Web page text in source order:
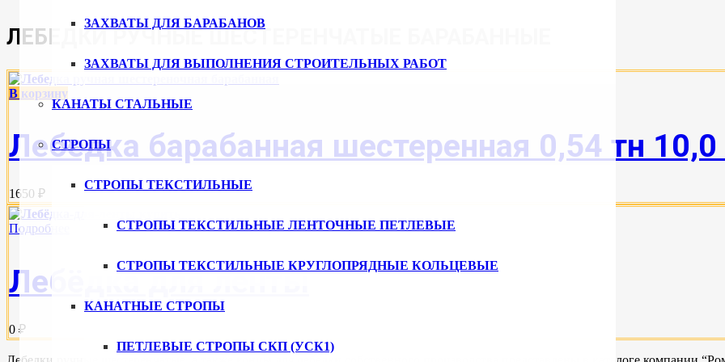
ЗАХВАТЫ ДЛЯ БАРАБАНОВ
ЗАХВАТЫ ДЛЯ ВЫПОЛНЕНИЯ СТРОИТЕЛЬНЫХ РАБОТ
КАНАТЫ СТАЛЬНЫЕ
СТРОПЫ
СТРОПЫ ТЕКСТИЛЬНЫЕ
СТРОПЫ ТЕКСТИЛЬНЫЕ ЛЕНТОЧНЫЕ ПЕТЛЕВЫЕ
СТРОПЫ ТЕКСТИЛЬНЫЕ КРУГЛОПРЯДНЫЕ КОЛЬЦЕВЫЕ
КАНАТНЫЕ СТРОПЫ
ПЕТЛЕВЫЕ СТРОПЫ СКП (УСК1)
ЛЕБЕДКИ РУЧНЫЕ ШЕСТЕРЕНЧАТЫЕ БАРАБАННЫЕ
В корзину
Лебедка барабанная шестеренная 0,54 тн
1650 ₽
Подробнее
Лебёдка для ленты
0 ₽